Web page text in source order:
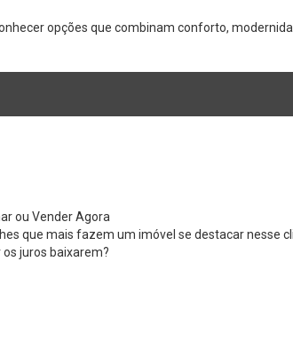
opções que combinam conforto,
ou Vender Agora
que mais fazem um imóvel se destacar nesse
juros baixarem?